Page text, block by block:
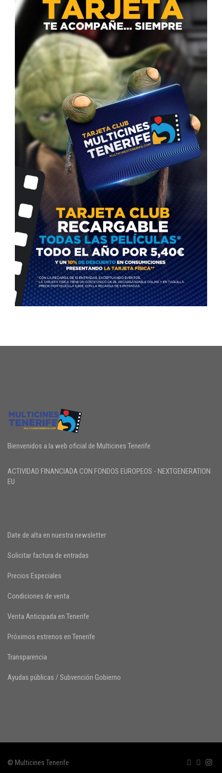
Bienvenidos a la web oficial de Multicines Tenerife
ACTIVIDAD FINANCIADA CON FONDOS EUROPEOS - NEXTGENERATION
EU
Date de alta en nuestra newsletter
Solicitar factura de entradas
Precios Especiales
Condiciones de venta
Venta Anticipada en Tenerife
Próximos estrenos en Tenerife
Transparencia
Ayudas públicas / Subvención Gobierno
© Multicines Tenerife